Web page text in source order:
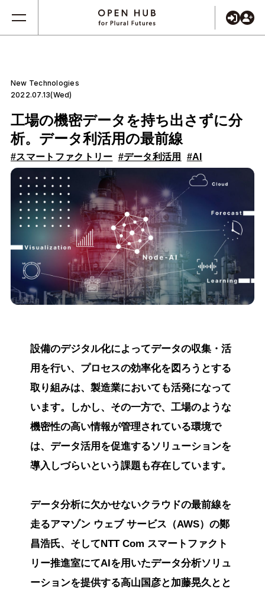
New Technologies
2022.07.13(Wed)
工場の機密データを持ち出さずに分
析。データ利活用の最前線
#スマートファクトリー #データ利活用 #AI
設備のデジタル化によってデータの収集・活
用を行い、プロセスの効率化を図ろうとする
取り組みは、製造業においても活発になって
います。しかし、その一方で、工場のような
機密性の高い情報が管理されている環境で
は、データ活用を促進するソリューションを
導入しづらいという課題も存在しています。
データ分析に欠かせないクラウドの最前線を
走るアマゾン ウェブ サービス（AWS）の鄭
昌浩氏、そしてNTT Com スマートファクト
リー推進室にてAIを用いたデータ分析ソリュ
ーションを提供する高山国彦と加藤晃久とと